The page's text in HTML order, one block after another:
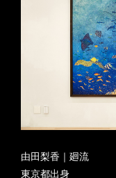
由田梨香｜廻流
東京都出身